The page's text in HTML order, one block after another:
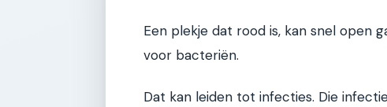
Een plekje dat rood is, kan snel open
voor bacteriën.
Dat kan leiden tot infecties. Die